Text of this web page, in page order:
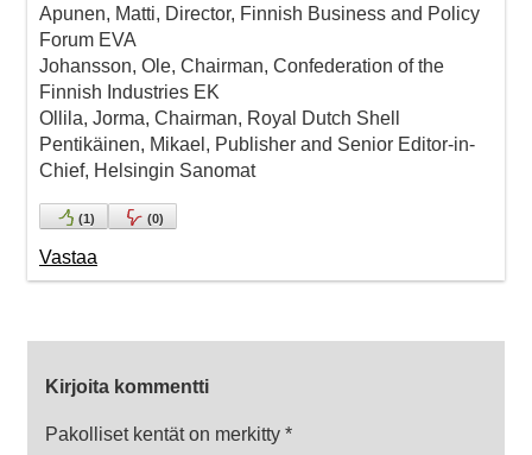
Apunen, Matti, Director, Finnish Business and Policy
Forum EVA
Johansson, Ole, Chairman, Confederation of the
Finnish Industries EK
Ollila, Jorma, Chairman, Royal Dutch Shell
Pentikäinen, Mikael, Publisher and Senior Editor-in-
Chief, Helsingin Sanomat
(1) (0)
Vastaa
Kirjoita kommentti
Pakolliset kentät on merkitty *